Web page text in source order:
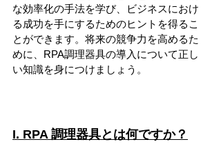
な効率化の手法を学び、ビジネスにおけ
る成功を手にするためのヒントを得るこ
とができます。将来の競争力を高めるた
めに、RPA調理器具の導入について正し
い知識を身につけましょう。
I. RPA 調理器具とは何ですか？